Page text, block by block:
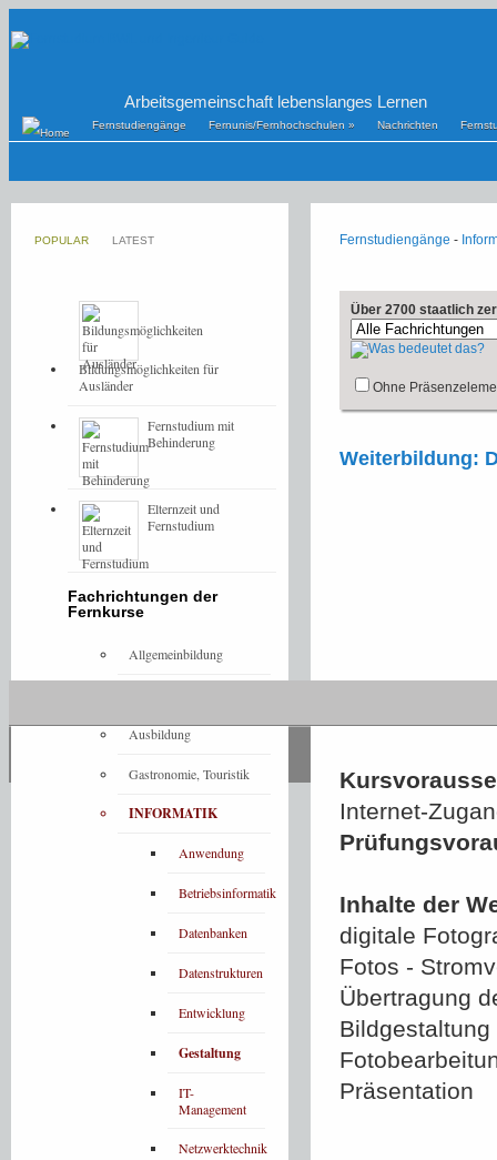
Arbeitsgemeinschaft lebenslanges Lernen
Fernstudiengänge Fernunis/Fernhochschulen » Nachrichten
Fernstudiengänge -
Über 2700 staatlich
Ohne
Weiterbildung:
Internet-
Inhalte der
digitale
Fotos -
Übertragung
Präsentation
POPULAR LATEST
Bildungsmöglichkeiten für
Ausländer
Fernstudium mit
Behinderung
Elternzeit und
Fernstudium
Fachrichtungen der
Fernkurse
Allgemeinbildung
Ausbildung
Gastronomie, Touristik
INFORMATIK
Anwendung
Betriebsinformatik
Datenbanken
Datenstrukturen
Entwicklung
Gestaltung
IT-
Management
Netzwerktechnik